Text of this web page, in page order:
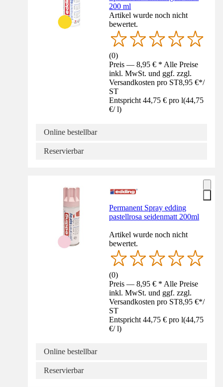
200 ml
Artikel wurde noch nicht
bewertet.
(0)
Preis — 8,95 € * Alle Preise
inkl. MwSt. und ggf. zzgl.
Versandkosten pro ST8,95 €*/
ST
Entspricht 44,75 € pro l(44,75
€/ l)
Online bestellbar
Reservierbar
Permanent Spray edding
pastellrosa seidenmatt 200ml
Artikel wurde noch nicht
bewertet.
(0)
Preis — 8,95 € * Alle Preise
inkl. MwSt. und ggf. zzgl.
Versandkosten pro ST8,95 €*/
ST
Entspricht 44,75 € pro l(44,75
€/ l)
Online bestellbar
Reservierbar